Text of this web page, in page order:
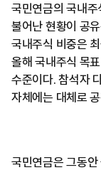
국민연금의 국내
불어난 현황이 공
국내주식 비중은
올해 국내주식 목
수준이다. 참석자
자체에는 대체로
국민연금은 그동